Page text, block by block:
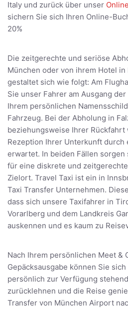
Italy und zurück über unser
sichern Sie sich Ihren Online-
20%
Die zeitgerechte und seriöse
München oder von ihrem Hotel
gestaltet sich wie folgt: Am
Sie unser Fahrer am Ausgang
Ihrem persönlichen
Fahrzeug. Bei der Abholung in
beziehungsweise Ihrer
Rezeption Ihrer Unterkunft durch
erwartet. In beiden Fällen
für eine diskrete und
Zielort. Travel Taxi ist ein in
Taxi Transfer Unternehmen.
dass sich unsere Taxifahrer in
Vorarlberg und dem Landkreis
auskennen und es kaum zu
Nach Ihrem persönlichen Meet &
Gepäcksausgabe können Sie
persönlich zur Verfügung
zurücklehnen und die Reise
Transfer von München Airport